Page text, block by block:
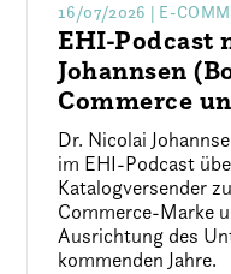
16/07/2026 | E-
EHI-Podcast
Johannsen
Commerce
Dr. Nicolai
im EHI-Podcast
Katalogversender
Commerce-Marke
Ausrichtung des
kommenden Jahre.